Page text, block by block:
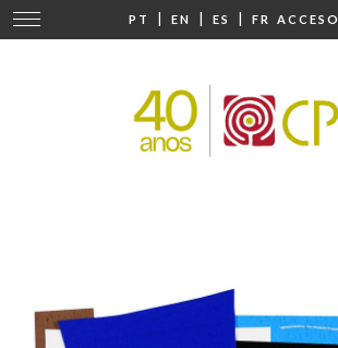
PT | EN | ES | FR ACCESO
Cambiar
navegación